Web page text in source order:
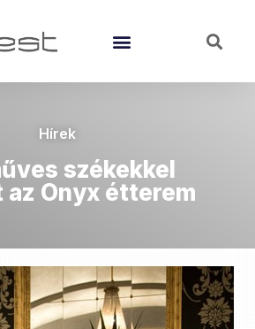
Hírek
székekkel
az Onyx étterem